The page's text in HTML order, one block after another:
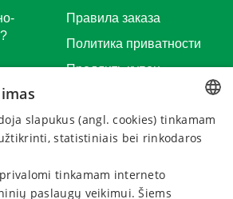
Правила заказа
Политика приватности
Продлить купон
LITHUANIAN
ENGLISH
slapukus (angl. cookies) tinkamam
statistiniais bei rinkodaros
tinkamam interneto
paslaugų veikimui. Šiems